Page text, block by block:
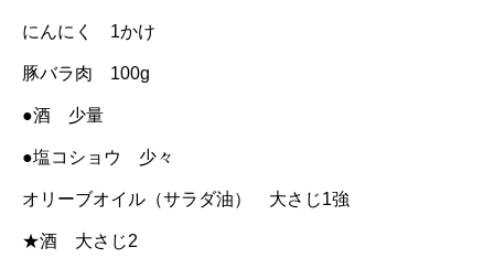
にんにく 1かけ
豚バラ肉 100g
●酒 少量
●塩コショウ 少々
オリーブオイル（サラダ油） 大さじ1強
★酒 大さじ2